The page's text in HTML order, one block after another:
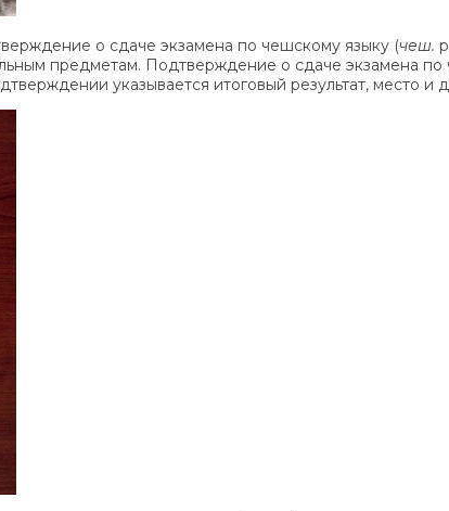
о сдаче экзамена по чешскому языку (чеш.
предметам. Подтверждение о сдаче экзамена
указывается итоговый результат, место и